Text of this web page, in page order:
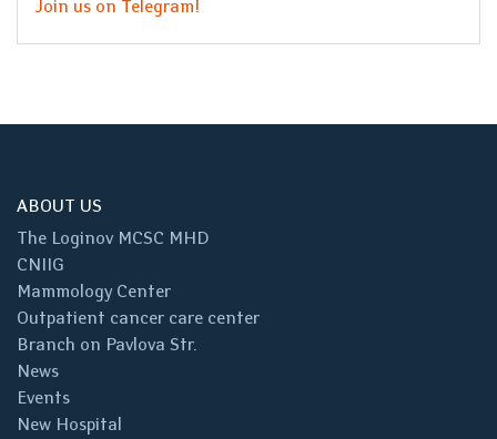
Join us on Telegram!
ABOUT US
The Loginov MCSC MHD
CNIIG
Mammology Center
Outpatient cancer care center
Branch on Pavlova Str.
News
Events
New Hospital